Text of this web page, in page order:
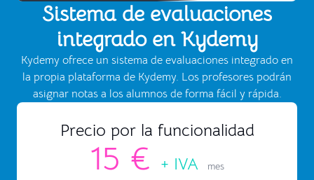
Sistema de evaluaciones
integrado en Kydemy
Kydemy ofrece un sistema de evaluaciones integrado en
la propia plataforma de Kydemy. Los profesores podrán
asignar notas a los alumnos de forma fácil y rápida.
Precio por la funcionalidad
15 € + IVA mes